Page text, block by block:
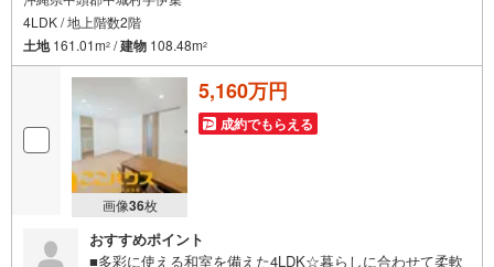
4LDK / 地上階数2階
土地161.01m2 /建物 108.48m2
画像36枚
5,160万円
成約でもらえる
おすすめポイント
■多彩に使える和室を備えた4LDK☆暮らしに合わせて柔軟